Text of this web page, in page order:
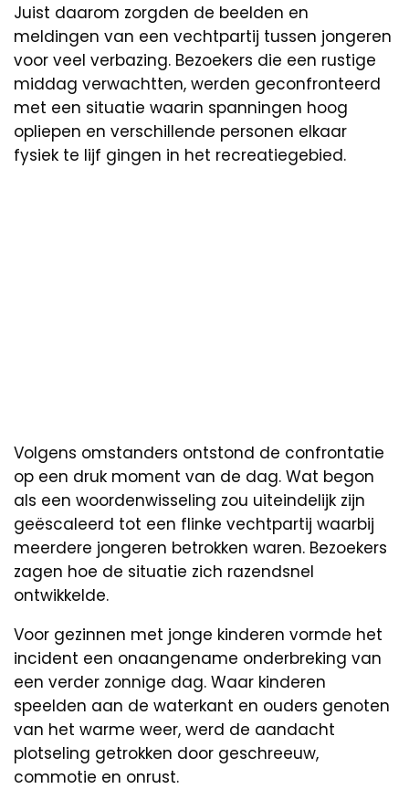
Juist daarom zorgden de beelden en
meldingen van een vechtpartij tussen jongeren
voor veel verbazing. Bezoekers die een rustige
middag verwachtten, werden geconfronteerd
met een situatie waarin spanningen hoog
opliepen en verschillende personen elkaar
fysiek te lijf gingen in het recreatiegebied.
Volgens omstanders ontstond de confrontatie
op een druk moment van de dag. Wat begon
als een woordenwisseling zou uiteindelijk zijn
geëscaleerd tot een flinke vechtpartij waarbij
meerdere jongeren betrokken waren. Bezoekers
zagen hoe de situatie zich razendsnel
ontwikkelde.
Voor gezinnen met jonge kinderen vormde het
incident een onaangename onderbreking van
een verder zonnige dag. Waar kinderen
speelden aan de waterkant en ouders genoten
van het warme weer, werd de aandacht
plotseling getrokken door geschreeuw,
commotie en onrust.